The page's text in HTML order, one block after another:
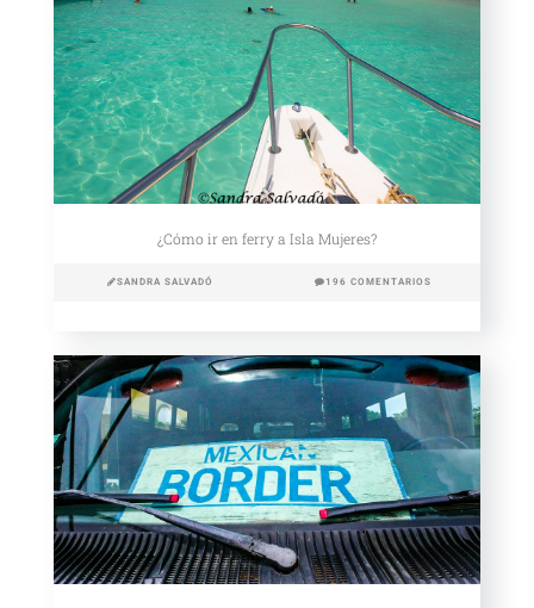
¿Cómo ir en ferry a Isla Mujeres?
SANDRA SALVADÓ 196 COMENTARIOS